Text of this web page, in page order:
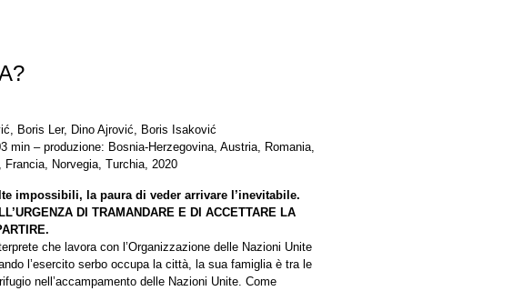
Boris Ler, Dino Ajrović, Boris Isaković
min – produzione: Bosnia-Herzegovina, Austria, Romania,
Norvegia, Turchia, 2020
impossibili, la paura di veder arrivare l’inevitabile.
DI TRAMANDARE E DI ACCETTARE LA
che lavora con l’Organizzazione delle Nazioni Unite
l’esercito serbo occupa la città, la sua famiglia è tra le
nell’accampamento delle Nazioni Unite. Come